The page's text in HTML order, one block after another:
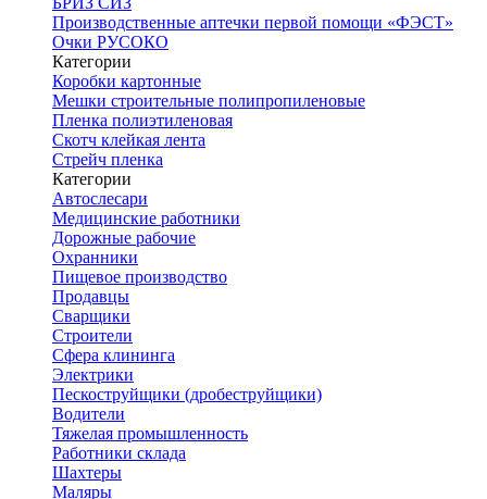
Производственные аптечки первой помощи «ФЭСТ»
Очки РУСОКО
Категории
Коробки картонные
Мешки строительные полипропиленовые
Пленка полиэтиленовая
Скотч клейкая лента
Стрейч пленка
Категории
Автослесари
Медицинские работники
Дорожные рабочие
Охранники
Пищевое производство
Продавцы
Сварщики
Строители
Сфера клининга
Электрики
Пескоструйщики (дробеструйщики)
Водители
Тяжелая промышленность
Работники склада
Шахтеры
Маляры